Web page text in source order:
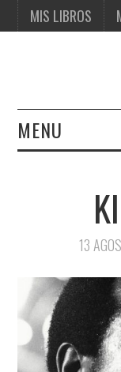
MIS LIBROS
MENU
MIS VIAJES
13